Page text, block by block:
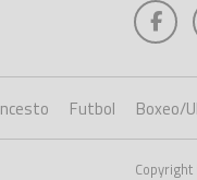
Futbol Boxeo/